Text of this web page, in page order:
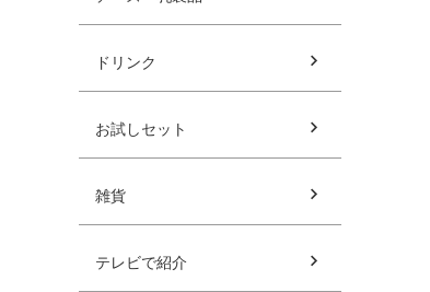
ドリンク
お試しセット
雑貨
テレビで紹介